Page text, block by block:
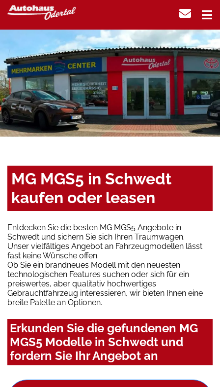
MG MGS5 in Schwedt
kaufen oder leasen
Entdecken Sie die besten MG MGS5 Angebote in
Schwedt und sichern Sie sich Ihren Traumwagen.
Unser vielfältiges Angebot an Fahrzeugmodellen lässt
fast keine Wünsche offen.
Ob Sie ein brandneues Modell mit den neuesten
technologischen Features suchen oder sich für ein
preiswertes, aber qualitativ hochwertiges
Gebrauchtfahrzeug interessieren, wir bieten Ihnen eine
breite Palette an Optionen.
Erkunden Sie die gefundenen MG
MGS5 Modelle in Schwedt und
fordern Sie Ihr Angebot an